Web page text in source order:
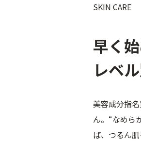
SKIN CARE
早く
レベ
美容成分指
ん。“なめら
ば、つるん